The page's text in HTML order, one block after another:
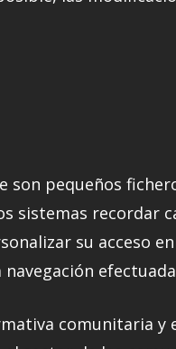
son pequeños
sistemas recordar
su acceso
comunitaria